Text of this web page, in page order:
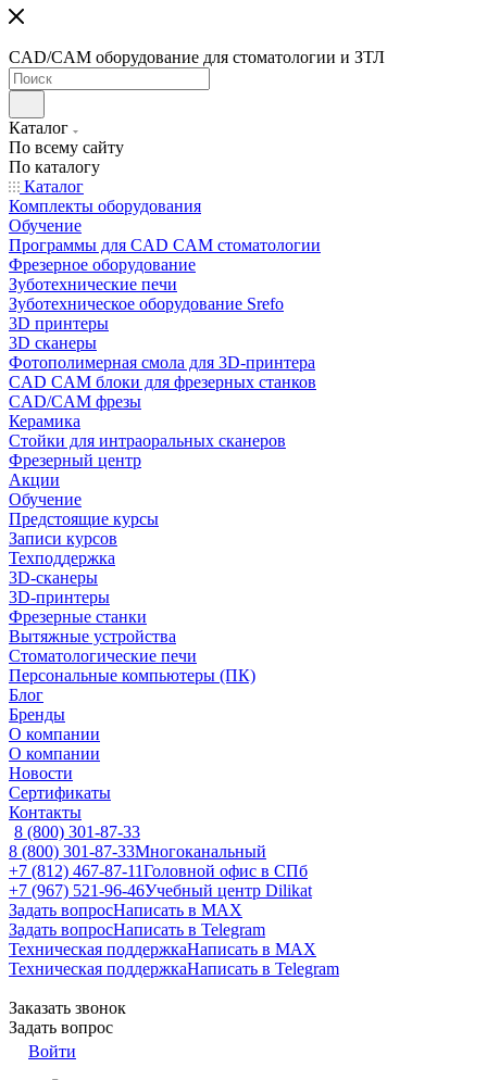
CAD/CAM оборудование для стоматологии и ЗТЛ
Каталог
По всему сайту
По каталогу
Каталог
Комплекты оборудования
Обучение
Программы для CAD CAM стоматологии
Фрезерное оборудование
Зуботехнические печи
Зуботехническое оборудование Srefo
3D принтеры
3D сканеры
Фотополимерная смола для 3D-принтера
CAD CAM блоки для фрезерных станков
CAD/CAM фрезы
Керамика
Стойки для интраоральных сканеров
Фрезерный центр
Акции
Обучение
Предстоящие курсы
Записи курсов
Техподдержка
3D-сканеры
3D-принтеры
Фрезерные станки
Вытяжные устройства
Стоматологические печи
Персональные компьютеры (ПК)
Блог
Бренды
О компании
О компании
Новости
Сертификаты
Контакты
8 (800) 301-87-33
8 (800) 301-87-33Многоканальный
+7 (812) 467-87-11Головной офис в СПб
+7 (967) 521-96-46Учебный центр Dilikat
Задать вопросНаписать в MAX
Задать вопросНаписать в Telegram
Техническая поддержкаНаписать в MAX
Техническая поддержкаНаписать в Telegram
Заказать звонок
Задать вопрос
Войти